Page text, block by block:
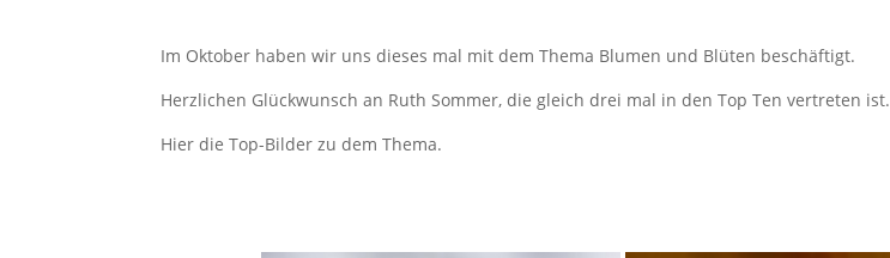
Im Oktober haben wir uns dieses mal mit dem Thema Blumen und Blüten beschäftigt.
Herzlichen Glückwunsch an Ruth Sommer, die gleich drei mal in den Top Ten vertreten ist.
Hier die Top-Bilder zu dem Thema.